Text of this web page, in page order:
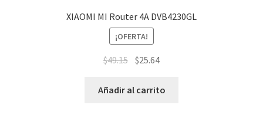
XIAOMI MI Router 4A DVB4230GL
¡OFERTA!
$49.15 $25.64
Añadir al carrito